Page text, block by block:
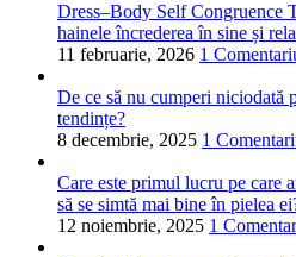
Dress–Body Self Congruence
hainele încrederea în sine și
11 februarie, 2026 1
De ce să nu cumperi niciodată
tendințe?
8 decembrie, 2025 1
Care este primul lucru pe care
să se simtă mai bine în pielea
12 noiembrie, 2025 1